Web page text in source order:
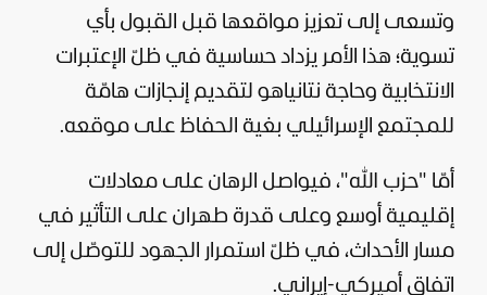
وتسعى إلى تعزيز مواقعها قبل القبول بأي
تسوية؛ هذا الأمر يزداد حساسية في ظلّ الإعتبرات
الانتخابية وحاجة نتانياهو لتقديم إنجازات هامّة
للمجتمع الإسرائيلي بغية الحفاظ على موقعه.
أمّا "حزب الله"، فيواصل الرهان على معادلات
إقليمية أوسع وعلى قدرة طهران على التأثير في
مسار الأحداث، في ظلّ استمرار الجهود للتوصّل إلى
اتفاق أميركي-إيراني.